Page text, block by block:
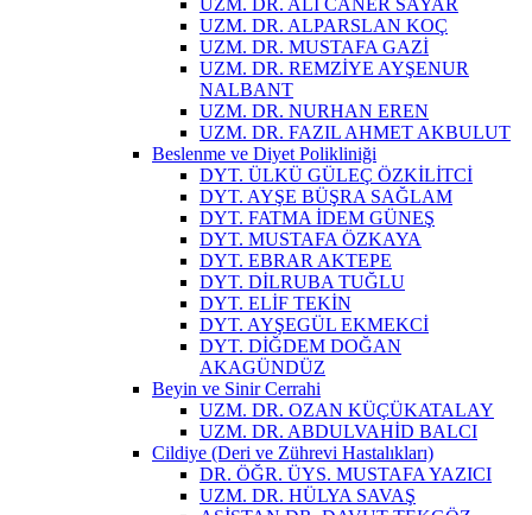
UZM. DR. ALPARSLAN KOÇ
UZM. DR. MUSTAFA GAZİ
UZM. DR. REMZİYE AYŞENUR
NALBANT
UZM. DR. NURHAN EREN
UZM. DR. FAZIL AHMET AKBULUT
Beslenme ve Diyet Polikliniği
DYT. ÜLKÜ GÜLEÇ ÖZKİLİTCİ
DYT. AYŞE BÜŞRA SAĞLAM
DYT. FATMA İDEM GÜNEŞ
DYT. MUSTAFA ÖZKAYA
DYT. EBRAR AKTEPE
DYT. DİLRUBA TUĞLU
DYT. ELİF TEKİN
DYT. AYŞEGÜL EKMEKCİ
DYT. DİĞDEM DOĞAN
AKAGÜNDÜZ
Beyin ve Sinir Cerrahi
UZM. DR. OZAN KÜÇÜKATALAY
UZM. DR. ABDULVAHİD BALCI
Cildiye (Deri ve Zührevi Hastalıkları)
DR. ÖĞR. ÜYS. MUSTAFA YAZICI
UZM. DR. HÜLYA SAVAŞ